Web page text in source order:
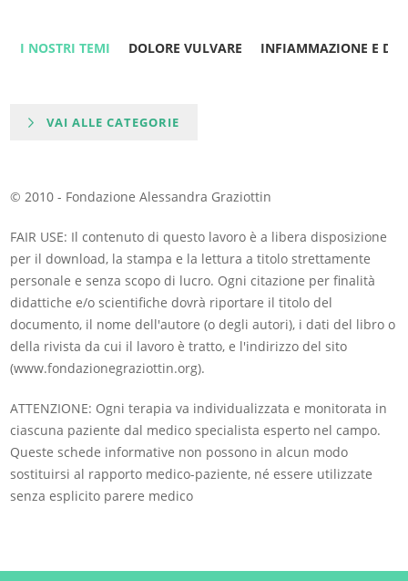
I NOSTRI TEMI DOLORE VULVARE INFIAMMAZIONE E
VAI ALLE CATEGORIE
© 2010 - Fondazione Alessandra Graziottin
FAIR USE: Il contenuto di questo lavoro è a libera disposizione
per il download, la stampa e la lettura a titolo strettamente
personale e senza scopo di lucro. Ogni citazione per finalità
didattiche e/o scientifiche dovrà riportare il titolo del
documento, il nome dell'autore (o degli autori), i dati del libro o
della rivista da cui il lavoro è tratto, e l'indirizzo del sito
(www.fondazionegraziottin.org).
ATTENZIONE: Ogni terapia va individualizzata e monitorata in
ciascuna paziente dal medico specialista esperto nel campo.
Queste schede informative non possono in alcun modo
sostituirsi al rapporto medico-paziente, né essere utilizzate
senza esplicito parere medico